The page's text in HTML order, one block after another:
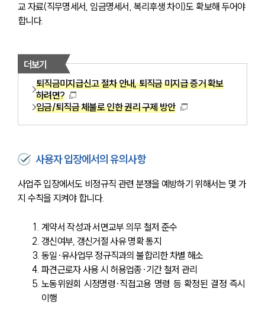
교 자료(직무명세서, 임금명세서, 복리후생 차이)도 확보해 두어야
합니다.
더보기
퇴직금미지급신고 절차 안내, 퇴직금 미지급 증거 확보
하려면?
임금/퇴직금 체불로 인한 권리 구제 방안
사용자 입장에서의 유의사항
사업주 입장에서도 비정규직 관련 분쟁을 예방하기 위해서는 몇 가
지 수칙을 지켜야 합니다.
계약서 작성과 서면교부 의무 철저 준수
갱신여부, 갱신거절 사유 명확 통지
동일·유사업무 정규직과의 불합리한 차별 해소
파견근로자 사용 시 허용업종·기간 철저 관리
노동위원회 시정명령·직접고용 명령 등 확정된 결정 즉시
이행